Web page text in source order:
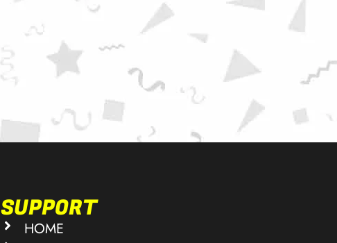
SUPPORT
HOME